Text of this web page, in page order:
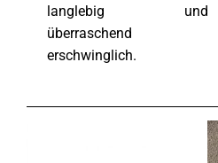
langlebig und
überraschend
erschwinglich.